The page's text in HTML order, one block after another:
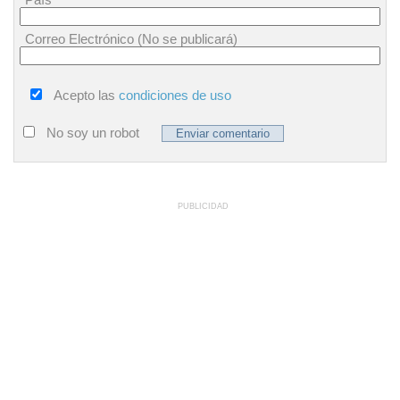
Correo Electrónico (No se publicará)
Acepto las condiciones de uso
No soy un robot
PUBLICIDAD